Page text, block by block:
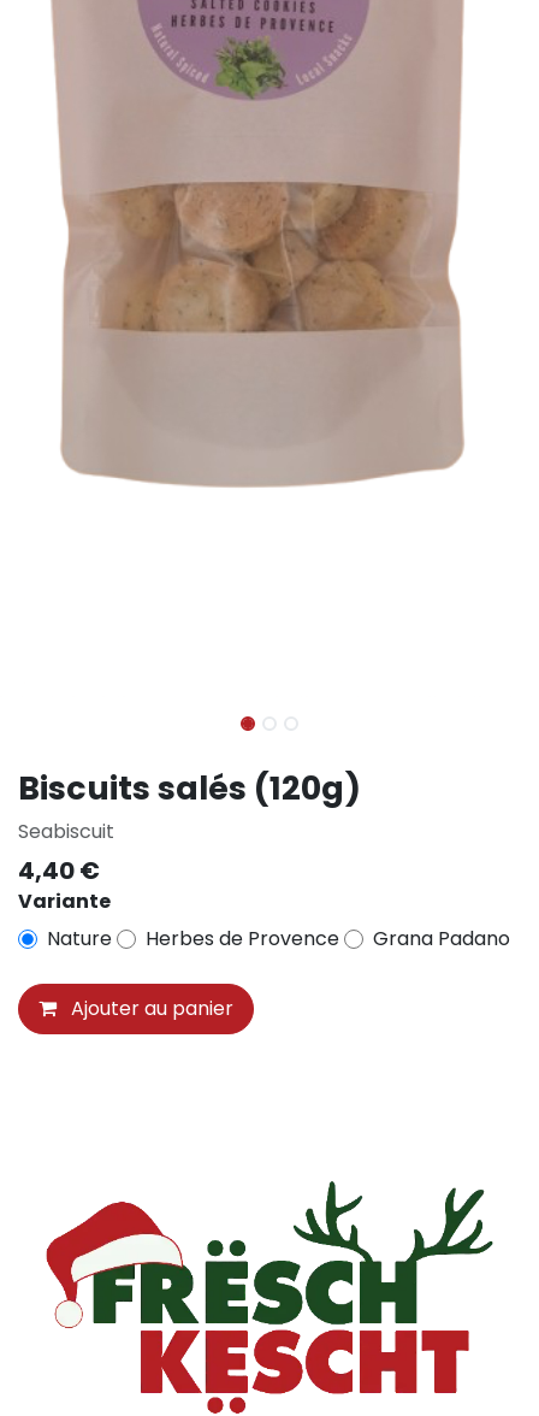
Biscuits salés (120g)
Seabiscuit
4,40€
Variante
Nature
Herbes de Provence Grana Padano
Ajouter au panier